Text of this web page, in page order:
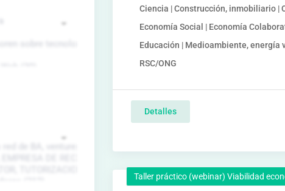
Ciencia | Construcción, inmobiliario |
Economía Social | Economía
Educación | Medioambiente, energía
RSC/ONG
Detalles
Taller práctico (webinar) Viabilidad